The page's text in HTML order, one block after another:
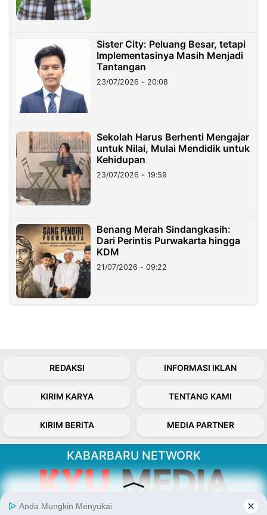
Sister City: Peluang Besar, tetapi
Implementasinya Masih Menjadi
Tantangan
23/07/2026 - 20:08
Sekolah Harus Berhenti Mengajar
untuk Nilai, Mulai Mendidik untuk
Kehidupan
23/07/2026 - 19:59
Benang Merah Sindangkasih:
Dari Perintis Purwakarta hingga
KDM
21/07/2026 - 09:22
REDAKSI INFORMASI IKLAN
KIRIM KARYA TENTANG KAMI
KIRIM BERITA MEDIA PARTNER
KABARBARU NETWORK